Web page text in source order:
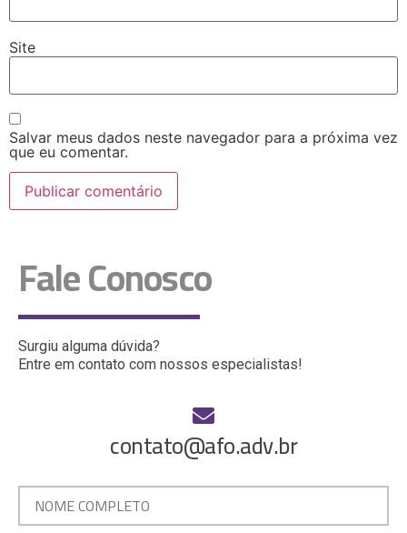
Site
Salvar meus dados neste navegador para a próxima vez
que eu comentar.
Fale Conosco
Surgiu alguma dúvida?
Entre em contato com nossos especialistas!
contato@afo.adv.br